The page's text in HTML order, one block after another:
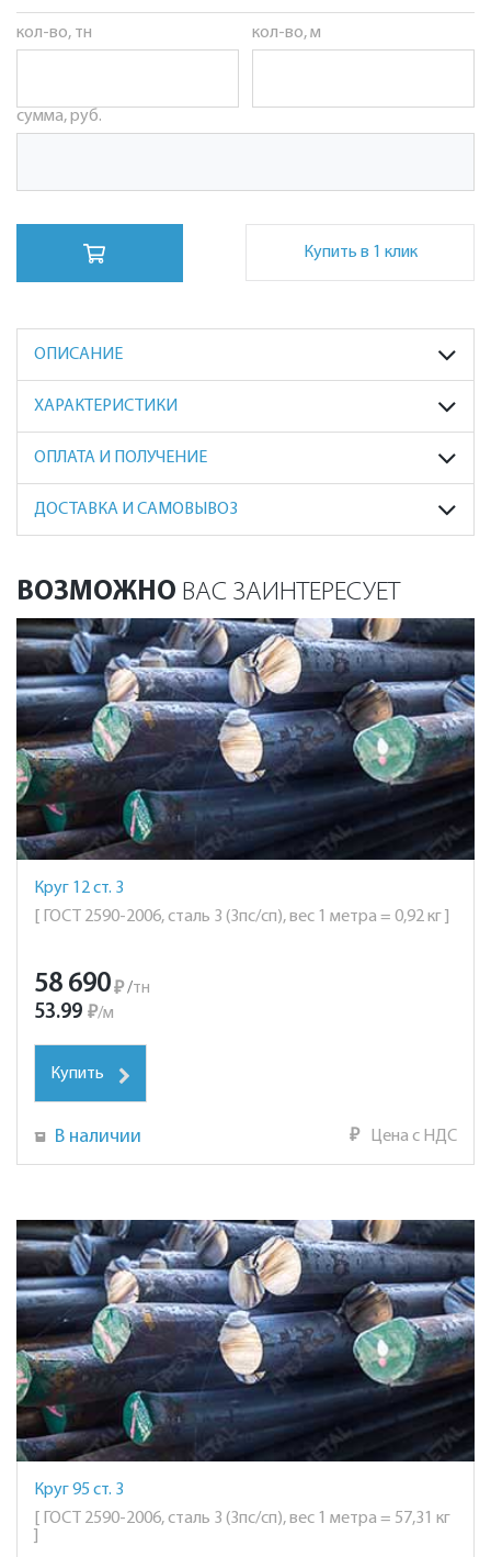
кол-во, тн кол-во, м
сумма, руб.
Купить в 1 клик
ОПИСАНИЕ
ХАРАКТЕРИСТИКИ
ОПЛАТА И ПОЛУЧЕНИЕ
ДОСТАВКА И САМОВЫВОЗ
ВОЗМОЖНО ВАС ЗАИНТЕРЕСУЕТ
Круг 12 ст. 3
[ ГОСТ 2590-2006, сталь 3 (3пс/сп), вес 1 метра = 0,92 кг ]
58 690₽ /тн
53.99 ₽/м
Купить
В наличии ₽ Цена с НДС
Круг 95 ст. 3
[ ГОСТ 2590-2006, сталь 3 (3пс/сп), вес 1 метра = 57,31 кг